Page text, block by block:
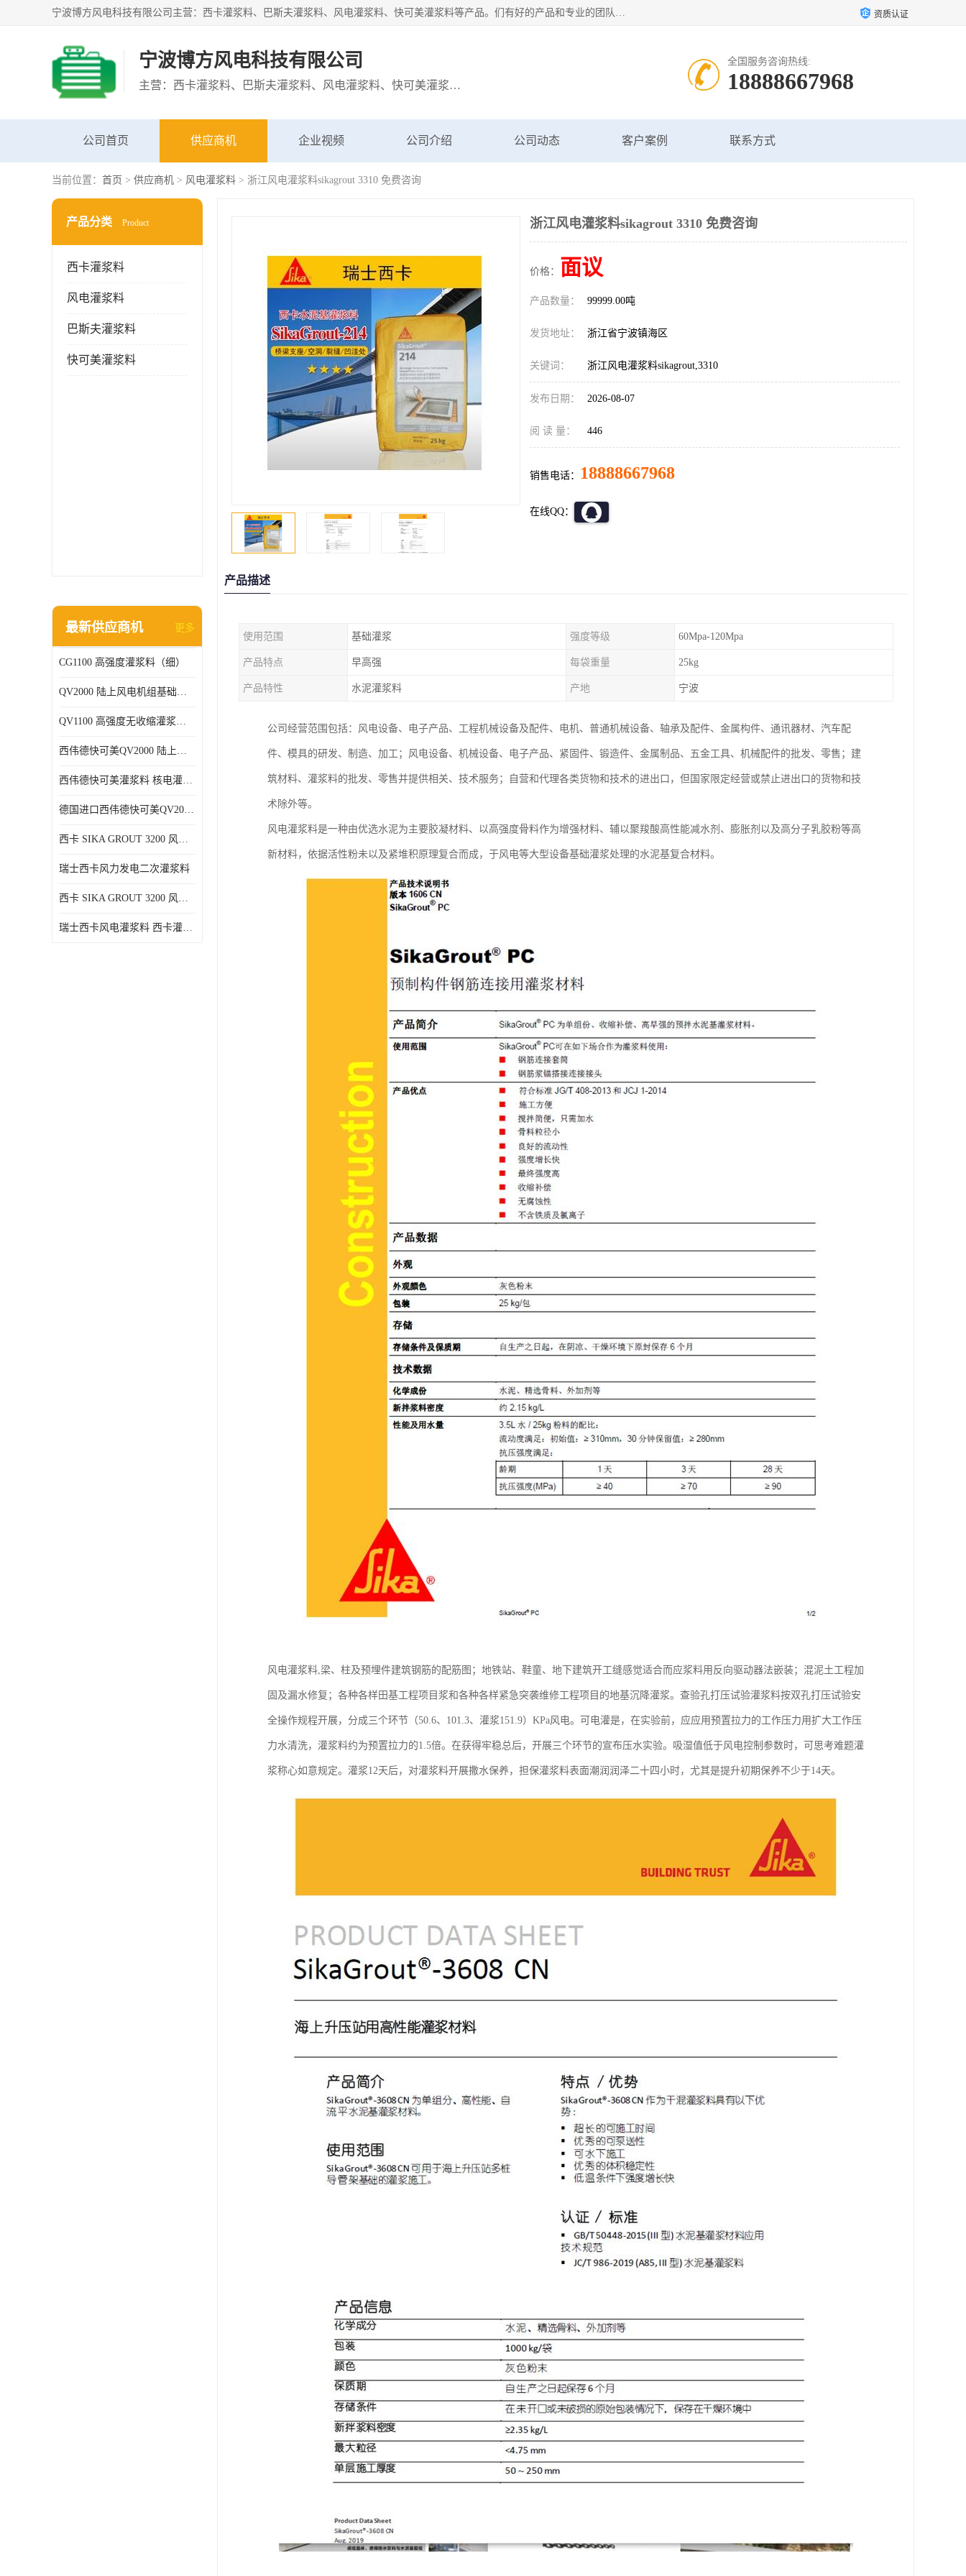
宁波博方风电科技有限公司主营：西卡灌浆料、巴斯夫灌浆料、风电灌浆料、快可美灌浆料等产品。们有好的产品和专业的团队，公司发展迅速，我们为客户提供优质的产品、良好的技术支持、健全的售后服务。 资质认证
宁波博方风电科技有限公司
主营：西卡灌浆料、巴斯夫灌浆料、风电灌浆料、快可美灌浆料等产品
全国服务咨询热线:
18888667968
公司首页 供应商机 企业视频 公司介绍 公司动态 客户案例 联系方式
当前位置： 首页 > 供应商机 > 风电灌浆料 > 浙江风电灌浆料sikagrout 3310 免费咨询
产品分类 Product
西卡灌浆料
风电灌浆料
巴斯夫灌浆料
快可美灌浆料
最新供应商机 更多
CG1100 高强度灌浆料（细）
QV2000 陆上风电机组基础灌浆砂浆
QV1100 高强度无收缩灌浆砂浆
西伟德快可美QV2000 陆上风电灌浆料 均匀、 流动度好、可泵送
西伟德快可美灌浆料 核电灌浆材料
德国进口西伟德快可美QV2000PLUS陆上风电灌浆料 优异耐疲劳性能
西卡 SIKA GROUT 3200 风电 灌浆料
瑞士西卡风力发电二次灌浆料
西卡 SIKA GROUT 3200 风电 灌浆料 214 灌浆料
瑞士西卡风电灌浆料 西卡灌浆料 西卡海上风电灌浆料 西卡灌浆料
浙江风电灌浆料sikagrout 3310 免费咨询
价格： 面议
产品数量： 99999.00吨
发货地址： 浙江省宁波镇海区
关键词： 浙江风电灌浆料sikagrout,3310
发布日期： 2026-08-07
阅 读 量： 446
销售电话： 18888667968
在线QQ：
产品描述
使用范围 基础灌浆 强度等级 60Mpa-120Mpa
产品特点 早高强 每袋重量 25kg
产品特性 水泥灌浆料 产地 宁波
公司经营范围包括：风电设备、电子产品、工程机械设备及配件、电机、普通机械设备、轴承及配件、金属构件、通讯器材、汽车配
件、模具的研发、制造、加工；风电设备、机械设备、电子产品、紧固件、锻造件、金属制品、五金工具、机械配件的批发、零售；建
筑材料、灌浆料的批发、零售并提供相关、技术服务；自营和代理各类货物和技术的进出口，但国家限定经营或禁止进出口的货物和技
术除外等。
风电灌浆料是一种由优选水泥为主要胶凝材料、以高强度骨料作为增强材料、辅以聚羧酸高性能减水剂、膨胀剂以及高分子乳胶粉等高
新材料，依据活性粉未以及紧堆积原理复合而成，于风电等大型设备基础灌浆处理的水泥基复合材料。
风电灌浆料,梁、柱及预埋件建筑钢筋的配筋图；地铁站、鞋童、地下建筑开工缝感觉适合而应浆料用反向驱动器法嵌装；混泥土工程加
固及漏水修复；各种各样田基工程项目浆和各种各样紧急突袭维修工程项目的地基沉降灌浆。查验孔打压试验灌浆料按双孔打压试验安
全操作规程开展，分成三个环节（50.6、101.3、灌浆151.9）KPa风电。可电灌是，在实验前，应应用预置拉力的工作压力用扩大工作压
力水清洗，灌浆料约为预置拉力的1.5倍。在获得牢稳总后，开展三个环节的宣布压水实验。吸湿值低于风电控制参数时，可思考难题灌
浆称心如意规定。灌浆12天后，对灌浆料开展撒水保养，担保灌浆料表面潮润润泽二十四小时，尤其是提升初期保养不少于14天。